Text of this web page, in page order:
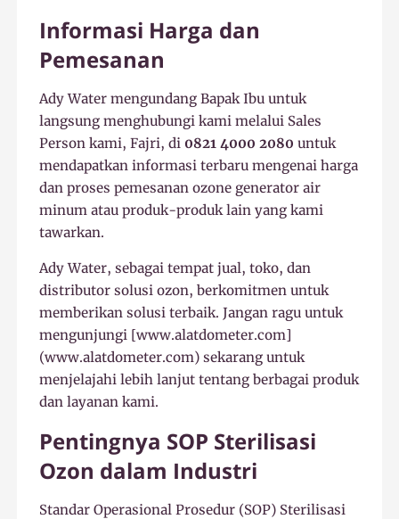
Informasi Harga dan
Pemesanan
Ady Water mengundang Bapak Ibu untuk
langsung menghubungi kami melalui Sales
Person kami, Fajri, di0821 4000 2080 untuk
mendapatkan informasi terbaru mengenai harga
dan proses pemesanan ozone generator air
minum atau produk-produk lain yang kami
tawarkan.
Ady Water, sebagai tempat jual, toko, dan
distributor solusi ozon, berkomitmen untuk
memberikan solusi terbaik. Jangan ragu untuk
mengunjungi [www.alatdometer.com]
(www.alatdometer.com) sekarang untuk
menjelajahi lebih lanjut tentang berbagai produk
dan layanan kami.
Pentingnya SOP Sterilisasi
Ozon dalam Industri
Standar Operasional Prosedur (SOP) Sterilisasi